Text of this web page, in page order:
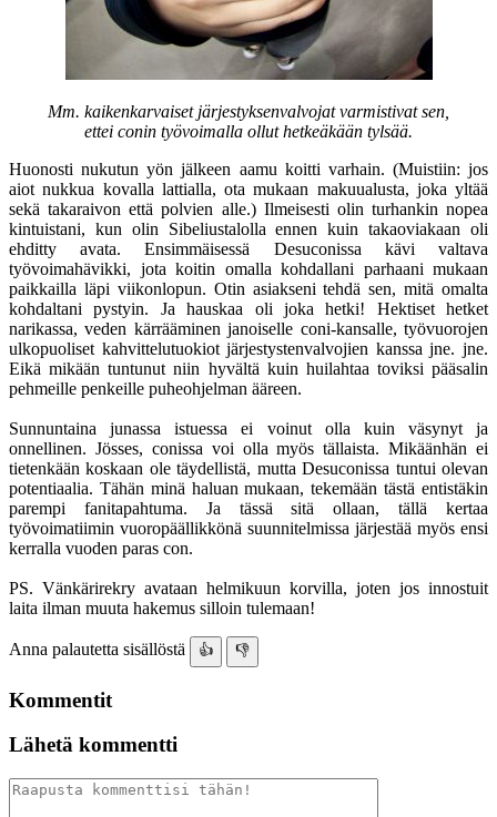
Mm. kaikenkarvaiset järjestyksenvalvojat varmistivat sen,
ettei conin työvoimalla ollut hetkeäkään tylsää.
Huonosti nukutun yön jälkeen aamu koitti varhain. (Muistiin: jos
aiot nukkua kovalla lattialla, ota mukaan makuualusta, joka yltää
sekä takaraivon että polvien alle.) Ilmeisesti olin turhankin nopea
kintuistani, kun olin Sibeliustalolla ennen kuin takaoviakaan oli
ehditty avata. Ensimmäisessä Desuconissa kävi valtava
työvoimahävikki, jota koitin omalla kohdallani parhaani mukaan
paikkailla läpi viikonlopun. Otin asiakseni tehdä sen, mitä omalta
kohdaltani pystyin. Ja hauskaa oli joka hetki! Hektiset hetket
narikassa, veden kärrääminen janoiselle coni-kansalle, työvuorojen
ulkopuoliset kahvittelutuokiot järjestystenvalvojien kanssa jne. jne.
Eikä mikään tuntunut niin hyvältä kuin huilahtaa toviksi pääsalin
pehmeille penkeille puheohjelman ääreen.
Sunnuntaina junassa istuessa ei voinut olla kuin väsynyt ja
onnellinen. Jösses, conissa voi olla myös tällaista. Mikäänhän ei
tietenkään koskaan ole täydellistä, mutta Desuconissa tuntui olevan
potentiaalia. Tähän minä haluan mukaan, tekemään tästä entistäkin
parempi fanitapahtuma. Ja tässä sitä ollaan, tällä kertaa
työvoimatiimin vuoropäällikkönä suunnitelmissa järjestää myös ensi
kerralla vuoden paras con.
PS. Vänkärirekry avataan helmikuun korvilla, joten jos innostuit
laita ilman muuta hakemus silloin tulemaan!
Anna palautetta sisällöstä 👍 👎
Kommentit
Lähetä kommentti